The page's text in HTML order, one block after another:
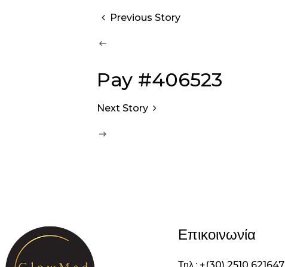
Previous Story
Pay #406523
Next Story
Επικοινωνία